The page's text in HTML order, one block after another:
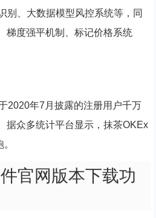
别、大数据模型风控系统等，同
梯度强平机制、标记价格系统
2020年7月披露的注册用户千万
据众多统计平台显示，抹茶OKEx
官网版本下载功